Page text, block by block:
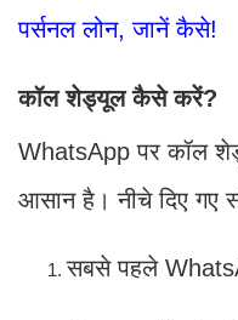
पर्सनल लोन, जानें कैसे!
कॉल शेड्यूल कैसे करें?
WhatsApp पर कॉल
आसान है। नीचे दिए गए
सबसे पहले